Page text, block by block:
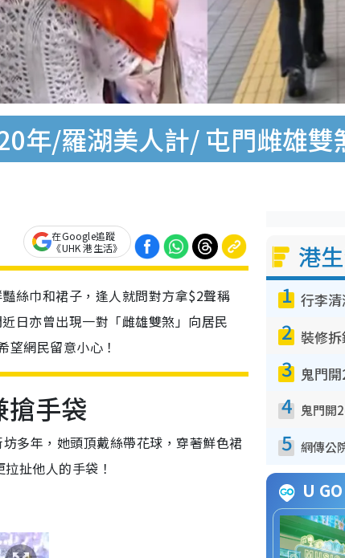
年/羅湖美人計/ 屯門雌雄雙
在Google追蹤
《UHK 港生活》
絲巾和裙子，逢人就問對方拿$2聲稱
日亦曾出現一對「雌雄雙煞」向居民
網民留意小心！
搶手袋
多年，她頭頂戴絲帶花球，穿著鮮色裙
扯他人的手袋！
港
1
2
3
4
5
U